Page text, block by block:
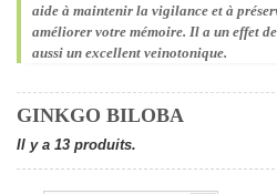
aide à maintenir la vigilance et à
améliorer votre mémoire. Il a un effet
aussi un excellent veinotonique.
GINKGO BILOBA
Il y a 13 produits.